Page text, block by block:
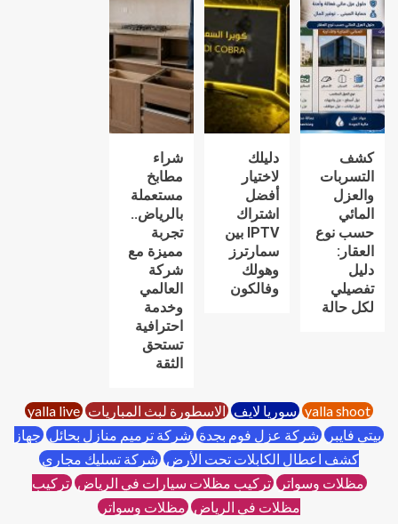
كشف
التسربات
والعزل
المائي
حسب نوع
العقار:
دليل
تفصيلي
لكل حالة
دليلك
لاختيار
أفضل
اشتراك
IPTV بين
سمارترز
وهولك
وفالكون
شراء
مطابخ
مستعملة
بالرياض..
تجربة
مميزة مع
شركة
العالمي
وخدمة
احترافية
تستحق
الثقة
yalla shoot سوريا لايفالاسطورة لبث المبارياتyalla live
بيتي فايبرشركة عزل فوم بجدةشركة ترميم منازل بحائلجهاز
كشف اعطال الكابلات تحت الأرضشركة تسليك مجاري
مظلات وسواترتركيب مظلات سيارات في الرياضتركيب
مظلات في الرياضمظلات وسواتر